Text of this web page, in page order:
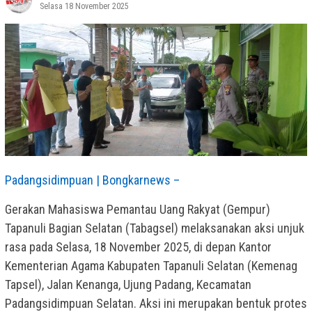
Selasa 18 November 2025
Padangsidimpuan | Bongkarnews –
Gerakan Mahasiswa Pemantau Uang Rakyat (Gempur)
Tapanuli Bagian Selatan (Tabagsel) melaksanakan aksi unjuk
rasa pada Selasa, 18 November 2025, di depan Kantor
Kementerian Agama Kabupaten Tapanuli Selatan (Kemenag
Tapsel), Jalan Kenanga, Ujung Padang, Kecamatan
Padangsidimpuan Selatan. Aksi ini merupakan bentuk protes